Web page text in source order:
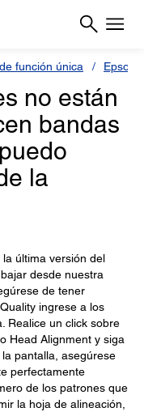
función única Epson
no están
bandas
la
última versión del
desde nuestra
de tener
ingrese a los
Realice un click sobre
Head Alignment y siga
pantalla, asegúrese
perfectamente
de los patrones que
la hoja de alineación,